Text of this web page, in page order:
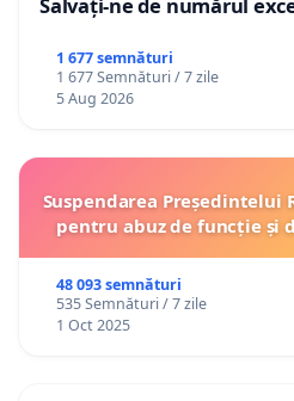
Salvați-ne de numărul
1 677 semnături
1 677 Semnături / 7 zile
5 Aug 2026
Suspendarea Președintelui
pentru abuz de funcție și
48 093 semnături
535 Semnături / 7 zile
1 Oct 2025